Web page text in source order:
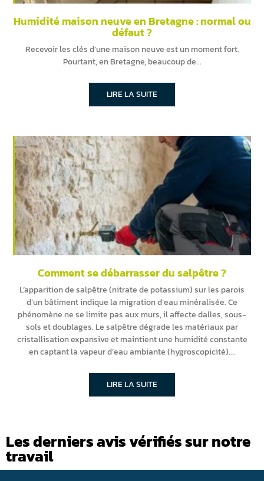
Humidité maison neuve en Bretagne : normal ou
défaut ?
Recevoir les clés d’une maison neuve est un moment fort.
Pourtant, en Bretagne, beaucoup de
LIRE LA SUITE
Comment se débarrasser du salpêtre ?
L’apparition de salpêtre (nitrate de potassium) sur les parois
d’un bâtiment indique la migration d’eau minéralisée. Ce
phénomène ne se limite pas aux murs, il affecte dalles, sous-
sols et doublages. Le salpêtre dégrade les matériaux par
cristallisation expansive et maintient une humidité constante
en captant la vapeur d’eau ambiante (hygroscopicité).
LIRE LA SUITE
Les derniers avis vérifiés sur notre
travail